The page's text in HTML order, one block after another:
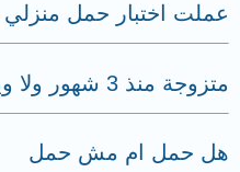
عملت اختبار حمل
متزوجة منذ 3 شهور ولا ويوجد حمل
هل حمل ام مش حمل